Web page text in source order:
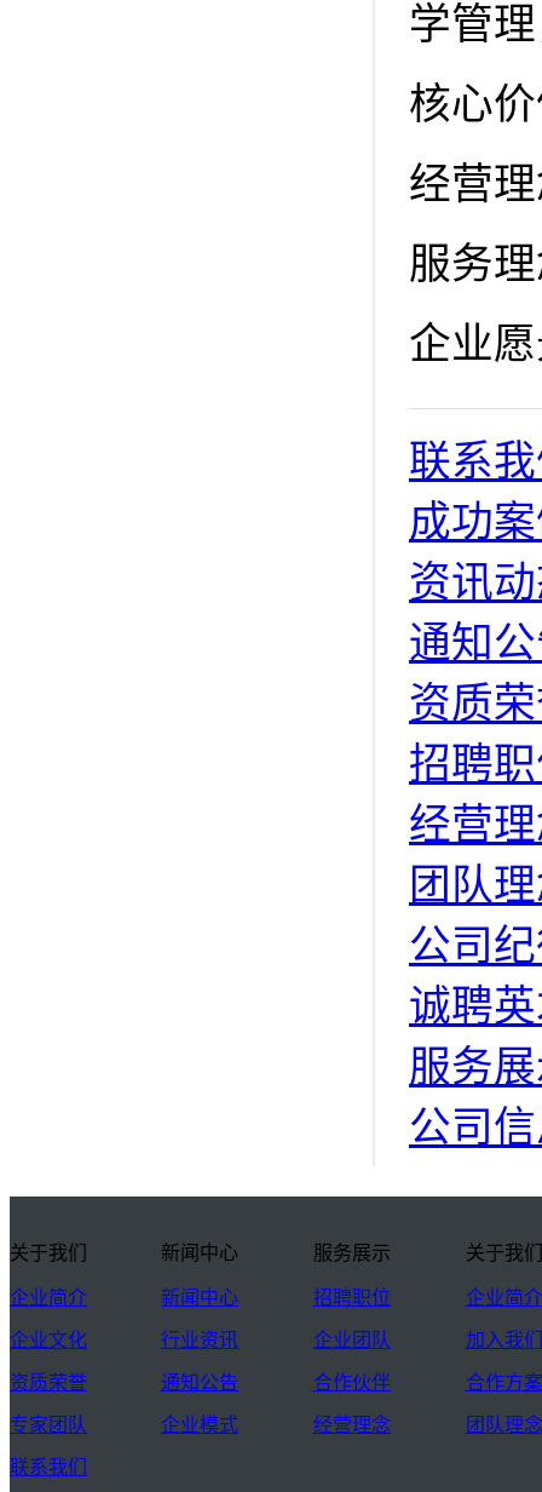
学管
核心
经营
服务
企业
联系
成功
资讯
通知
资质
招聘
经营
团队
公司
诚聘
服务
公司
关于我们
企业简介
企业文化
资质荣誉
专家团队
联系我们
新闻中心
新闻中心
行业资讯
通知公告
企业模式
服务展示
招聘职位
企业团队
合作伙伴
经营理念
关于我们
企业简介
加入我们
合作方案
团队理念